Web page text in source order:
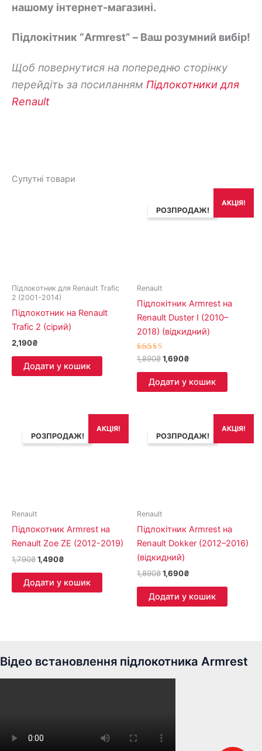
нашому інтернет-магазині.
Підлокітник “Armrest” – Ваш розумний вибір!
Щоб повернутися на попередню сторінку
перейдіть за посиланням Підлокотники для
Renault
Супутні товари
Підлокотник для Renault Trafic
2 (2001-2014)
Підлокотник на Renault
Trafic 2 (сірий)
2,190₴
Додати у кошик
АКЦІЯ!
РОЗПРОДАЖ!
Renault
Підлокітник Armrest на
Renault Duster I (2010–
2018) (відкидний)
Оцінено в
5.00
з 5
1,890₴
ціна:
1,890₴.
1,690₴
ціна:
1,690₴.
Додати у кошик
АКЦІЯ!
РОЗПРОДАЖ!
Renault
Підлокотник Armrest на
Renault Zoe ZE (2012-2019)
1,790₴
ціна:
1,790₴.
1,490₴
ціна:
1,490₴.
Додати у кошик
АКЦІЯ!
РОЗПРОДАЖ!
Renault
Підлокітник Armrest на
Renault Dokker (2012–2016)
(відкидний)
1,890₴
ціна:
1,890₴.
1,690₴
ціна:
1,690₴.
Додати у кошик
Відео встановлення підлокотника Armrest